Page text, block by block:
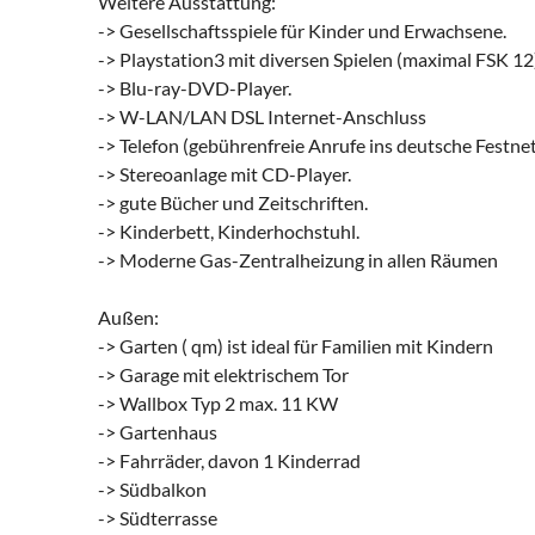
-> Gesellschaftsspiele für Kinder und Erwachsene.
-> Playstation3 mit diversen Spielen (maximal FSK
-> Blu-ray-DVD-Player.
-> W-LAN/LAN DSL Internet-Anschluss
-> Telefon (gebührenfreie Anrufe ins deutsche
-> Stereoanlage mit CD-Player.
-> gute Bücher und Zeitschriften.
-> Kinderbett, Kinderhochstuhl.
-> Moderne Gas-Zentralheizung in allen Räumen
Außen:
-> Garten ( qm) ist ideal für Familien mit Kindern
-> Garage mit elektrischem Tor
-> Wallbox Typ 2 max. 11 KW
-> Gartenhaus
-> Fahrräder, davon 1 Kinderrad
-> Südbalkon
-> Südterrasse